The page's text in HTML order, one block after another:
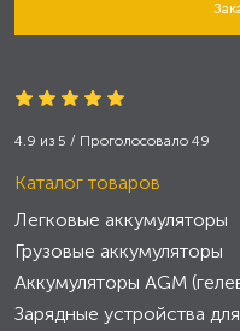
4.9 из 5 / Проголосовало 49
Каталог товаров
Легковые аккумуляторы
Грузовые аккумуляторы
Аккумуляторы AGM
Зарядные устройства